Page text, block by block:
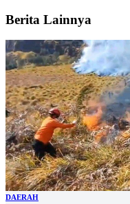
Berita Lainnya
DAERAH